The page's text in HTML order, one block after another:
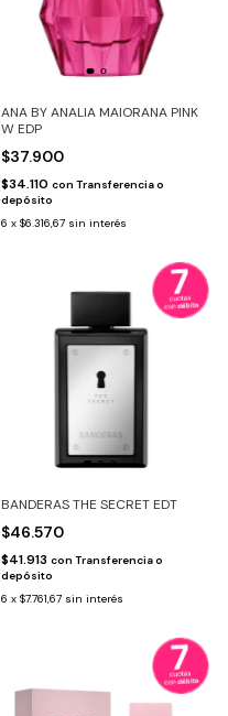
ANA BY ANALIA MAIORANA PINK
W EDP
$37.900
$34.110 con Transferencia o
depósito
6 x $6.316,67 sin interés
BANDERAS THE SECRET EDT
$46.570
$41.913 con Transferencia o
depósito
6 x $7.761,67 sin interés